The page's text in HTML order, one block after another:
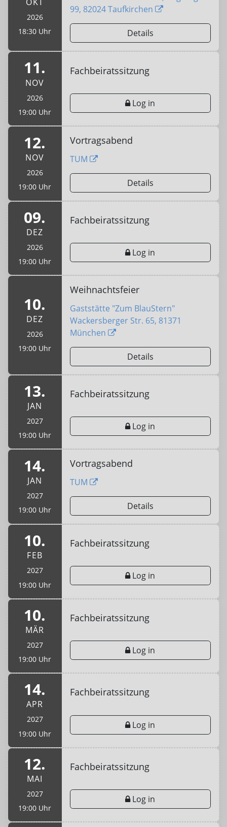
2026
18:30 Uhr
99, 82024 Taufkirchen
Details
11.
NOV
2026
19:00 Uhr
Fachbeiratssitzung
Log in
12.
NOV
2026
19:00 Uhr
Vortragsabend
TUM
Details
09.
DEZ
2026
19:00 Uhr
Fachbeiratssitzung
Log in
10.
DEZ
2026
19:00 Uhr
Weihnachtsfeier
Gaststätte "Zum BlauStern"
Wackersberger Str. 65, 81371
München
Details
13.
JAN
2027
19:00 Uhr
Fachbeiratssitzung
Log in
14.
JAN
2027
19:00 Uhr
Vortragsabend
TUM
Details
10.
FEB
2027
19:00 Uhr
Fachbeiratssitzung
Log in
10.
MÄR
2027
19:00 Uhr
Fachbeiratssitzung
Log in
14.
APR
2027
19:00 Uhr
Fachbeiratssitzung
Log in
12.
MAI
2027
19:00 Uhr
Fachbeiratssitzung
Log in